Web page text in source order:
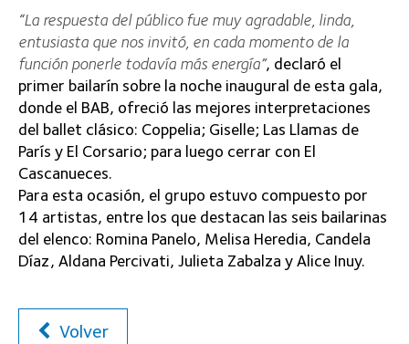
“La respuesta del público fue muy agradable, linda,
entusiasta que nos invitó, en cada momento de la
función ponerle todavía más energía”, declaró el
primer bailarín sobre la noche inaugural de esta gala,
donde el BAB, ofreció las mejores interpretaciones
del ballet clásico: Coppelia; Giselle; Las Llamas de
París y El Corsario; para luego cerrar con El
Cascanueces.
Para esta ocasión, el grupo estuvo compuesto por
14 artistas, entre los que destacan las seis bailarinas
del elenco: Romina Panelo, Melisa Heredia, Candela
Díaz, Aldana Percivati, Julieta Zabalza y Alice Inuy.
Volver